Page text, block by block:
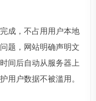
成，不占用用户本地
题，网站明确声明文
间后自动从服务器上
用户数据不被滥用。